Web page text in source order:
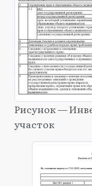
Рисунок —
участок